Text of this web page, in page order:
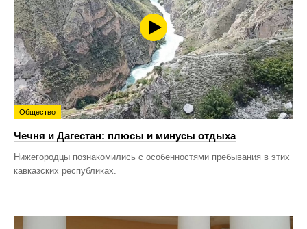
Общество
Чечня и Дагестан: плюсы и минусы отдыха
Нижегородцы познакомились с особенностями пребывания в этих
кавказских республиках.